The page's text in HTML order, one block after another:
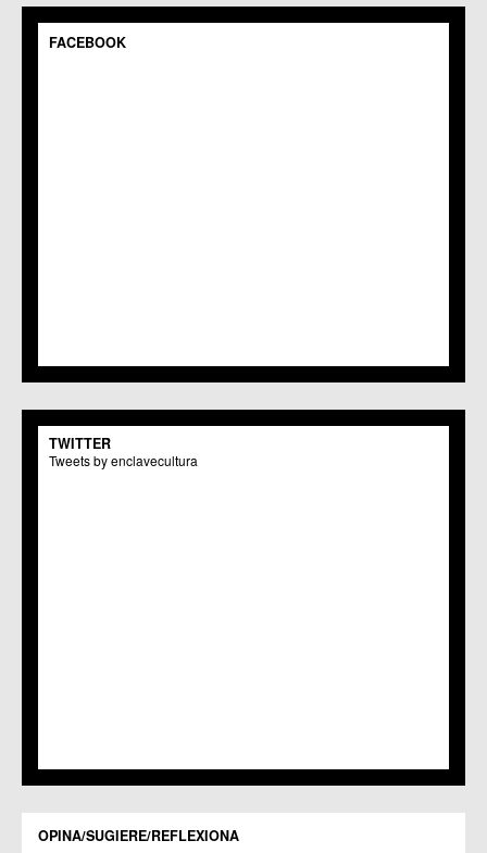
C.M. Gea y Truyols
C.C.S. La Paz
C.M. El Carmen
Centros Culturales
C.C. Puertas de Castilla
C.C. Zarandona
FACEBOOK
TWITTER
Tweets by enclavecultura
OPINA/SUGIERE/REFLEXIONA